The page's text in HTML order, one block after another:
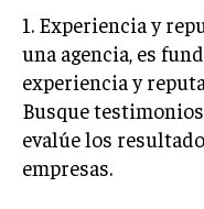
Aparece en
Infórmate aquí.
1. Experiencia y
una agencia, es
experiencia y
Busque
evalúe los
empresas.